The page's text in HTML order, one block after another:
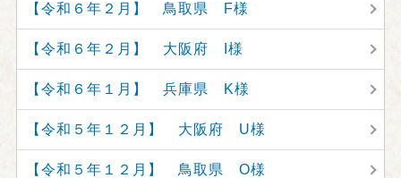
【令和６年２月】 鳥取県 F様
【令和６年２月】 大阪府 I様
【令和６年１月】 兵庫県 K様
【令和５年１２月】 大阪府 U様
【令和５年１２月】 鳥取県 O様